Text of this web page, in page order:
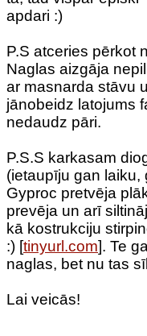
apdari :)
P.S atceries pērkot
Naglas aizgāja
ar masnarda stāvu
jānobeidz latojums
nedaudz pāri.
P.S.S karkasam
(ietaupīju gan laiku,
Gyproc pretvēja
prevēja un arī
kā kostrukciju
:) [tinyurl.com]. Te
naglas, bet nu tas
Lai veicās!